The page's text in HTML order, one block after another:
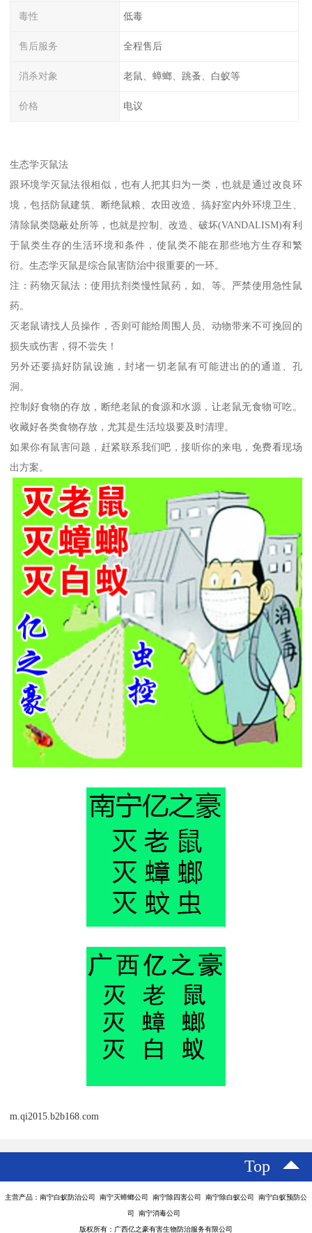
毒性 低毒
售后服务 全程售后
消杀对象 老鼠、蟑螂、跳蚤、白蚁等
价格 电议
生态学灭鼠法
跟环境学灭鼠法很相似，也有人把其归为一类，也就是通过改良环
境，包括防鼠建筑、断绝鼠粮、农田改造、搞好室内外环境卫生、
清除鼠类隐蔽处所等，也就是控制、改造、破坏(VANDALISM)有利
于鼠类生存的生活环境和条件，使鼠类不能在那些地方生存和繁
衍。生态学灭鼠是综合鼠害防治中很重要的一环。
注：药物灭鼠法：使用抗剂类慢性鼠药，如、等。严禁使用急性鼠
药。
灭老鼠请找人员操作，否则可能给周围人员、动物带来不可挽回的
损失或伤害，得不尝失！
另外还要搞好防鼠设施，封堵一切老鼠有可能进出的的通道、孔
洞。
控制好食物的存放，断绝老鼠的食源和水源，让老鼠无食物可吃。
收藏好各类食物存放，尤其是生活垃圾要及时清理。
如果你有鼠害问题，赶紧联系我们吧，接听你的来电，免费看现场
出方案。
m.qi2015.b2b168.com
Top
主营产品：南宁白蚁防治公司 南宁灭蟑螂公司 南宁除四害公司 南宁除白蚁公司 南宁白蚁预防公
司 南宁消毒公司
版权所有：广西亿之豪有害生物防治服务有限公司